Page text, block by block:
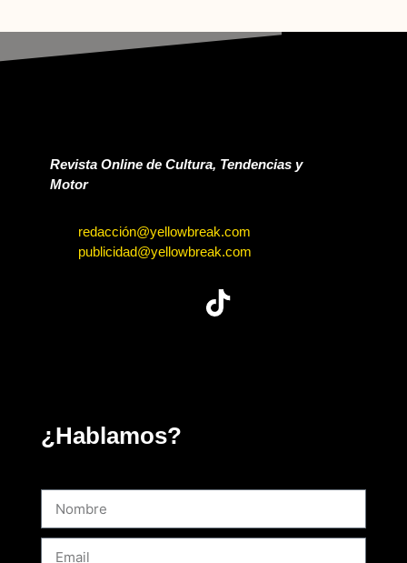
Revista Online de Cultura, Tendencias y
Motor
redacción@yellowbreak.com
publicidad@yellowbreak.com
¿Hablamos?